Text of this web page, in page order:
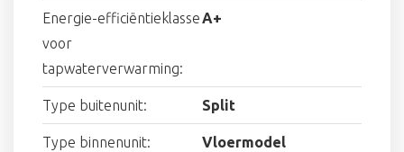
Energie-efficiëntieklasse
voor
tapwaterverwarming:
A+
Type buitenunit: Split
Type binnenunit: Vloermodel